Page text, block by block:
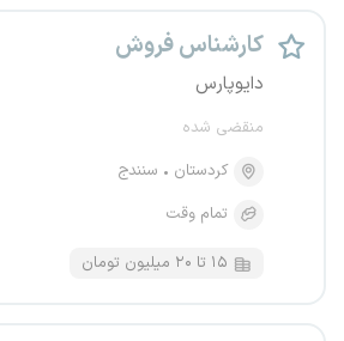
کارشناس فروش
دایوپارس
منقضی شده
کردستان
سنندج
تمام وقت
۱۵ تا ۲۰ میلیون تومان